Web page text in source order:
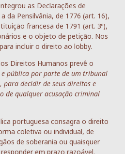
as Declarações de
da Pensilvânia, de 1776 (art. 16),
francesa de 1791 (art. 3º),
e o objeto de petição. Nos
incluir o direito ao lobby.
Direitos Humanos prevê o
pública por parte de um tribunal
para decidir de seus direitos e
de qualquer acusação criminal
portuguesa consagra o direito
coletiva ou individual, de
de soberania ou quaisquer
em prazo razoável.